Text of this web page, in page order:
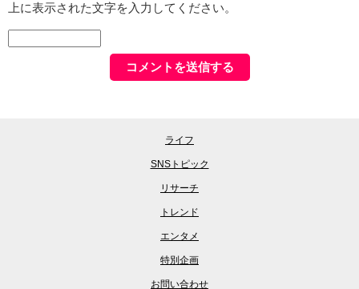
上に表示された文字を入力してください。
ライフ
SNSトピック
リサーチ
トレンド
エンタメ
特別企画
お問い合わせ